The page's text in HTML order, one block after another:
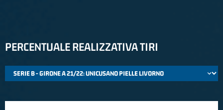
PERCENTUALE REALIZZATIVA TIRI